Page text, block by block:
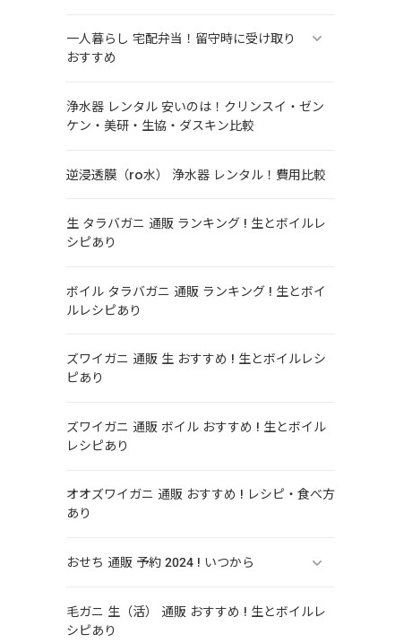
一人暮らし 宅配弁当！留守時に受け取り
おすすめ
浄水器 レンタル 安いのは！クリンスイ・ゼン
ケン・美研・生協・ダスキン比較
逆浸透膜（ro水） 浄水器 レンタル！費用比較
生 タラバガニ 通販 ランキング ! 生とボイルレ
シピあり
ボイル タラバガニ 通販 ランキング ! 生とボイ
ルレシピあり
ズワイガニ 通販 生 おすすめ ! 生とボイルレシ
ピあり
ズワイガニ 通販 ボイル おすすめ ! 生とボイル
レシピあり
オオズワイガニ 通販 おすすめ ! レシピ・食べ方
あり
おせち 通販 予約 2024 ! いつから
毛ガニ 生（活） 通販 おすすめ ! 生とボイルレ
シピあり